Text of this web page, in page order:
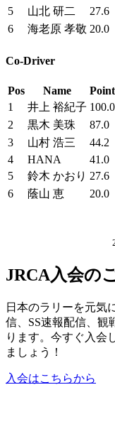
5 山北 研二
27.6
6
海老原 孝敬 20.0
Co-Driver
Pos Name
Point
1
井上 裕紀子 100.0
2
黒木 美珠
87.0
3
山村 浩三
44.2
4
HANA
41.0
5
鈴木 かおり 27.6
6
蔭山 恵
20.0
JRCA入会の
日本のラリーを元気
信、SS速報配信、観
ります。今すぐ入会
ましょう！
入会はこちらから